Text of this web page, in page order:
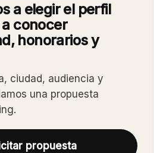
a elegir el perfil
conocer
honorarios y
ciudad, audiencia y
una propuesta
propuesta